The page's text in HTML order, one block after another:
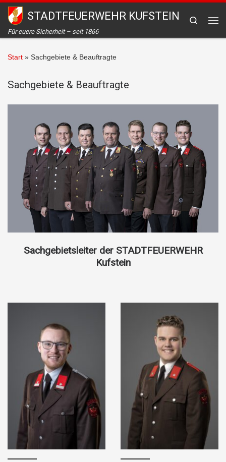
Zum Inhalt springen
STADTFEUERWEHR KUFSTEIN
Für euere Sicherheit – seit 1866
Search
Start » Sachgebiete & Beauftragte
Sachgebiete & Beauftragte
Sachgebietsleiter der STADTFEUERWEHR
Kufstein